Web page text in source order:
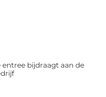
bijdraagt aan de